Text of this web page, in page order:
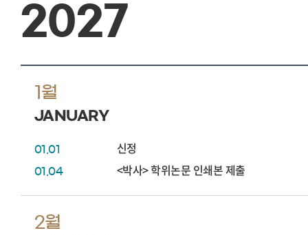
2027
1월
JANUARY
01.01 신정
01.04 <박사> 학위논문 인쇄본 제출
2월